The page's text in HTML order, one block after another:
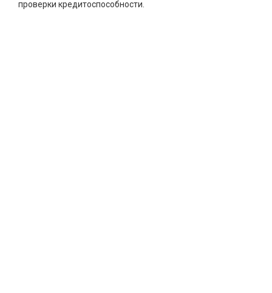
проверки кредитоспособности.